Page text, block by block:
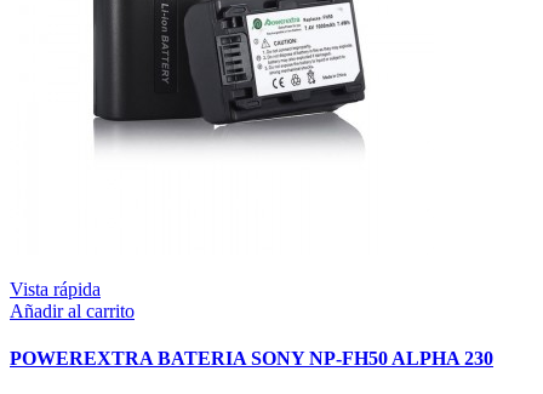
Vista rápida
Añadir al carrito
POWEREXTRA BATERIA SONY NP-FH50 ALPHA 230